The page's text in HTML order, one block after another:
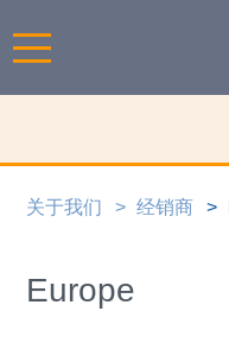
关于我们 经销商
Europe